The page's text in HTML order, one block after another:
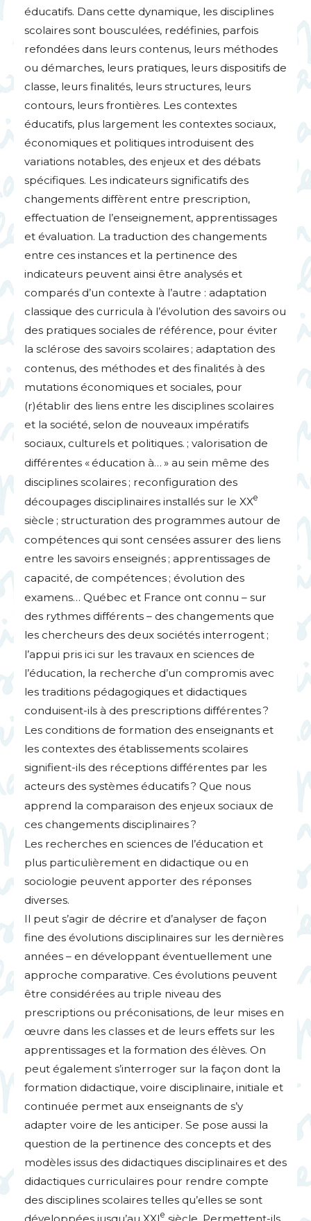
éducatifs. Dans cette dynamique, les disciplines
scolaires sont bousculées, redéfinies, parfois
refondées dans leurs contenus, leurs méthodes
ou démarches, leurs pratiques, leurs dispositifs de
classe, leurs finalités, leurs structures, leurs
contours, leurs frontières. Les contextes
éducatifs, plus largement les contextes sociaux,
économiques et politiques introduisent des
variations notables, des enjeux et des débats
spécifiques. Les indicateurs significatifs des
changements diffèrent entre prescription,
effectuation de l’enseignement, apprentissages
et évaluation. La traduction des changements
entre ces instances et la pertinence des
indicateurs peuvent ainsi être analysés et
comparés d’un contexte à l’autre : adaptation
classique des curricula à l’évolution des savoirs ou
des pratiques sociales de référence, pour éviter
la sclérose des savoirs scolaires ; adaptation des
contenus, des méthodes et des finalités à des
mutations économiques et sociales, pour
(r)établir des liens entre les disciplines scolaires
et la société, selon de nouveaux impératifs
sociaux, culturels et politiques. ; valorisation de
différentes « éducation à… » au sein même des
disciplines scolaires ; reconfiguration des
découpages disciplinaires installés sur le XXe
siècle ; structuration des programmes autour de
compétences qui sont censées assurer des liens
entre les savoirs enseignés ; apprentissages de
capacité, de compétences ; évolution des
examens… Québec et France ont connu – sur
des rythmes différents – des changements que
les chercheurs des deux sociétés interrogent ;
l’appui pris ici sur les travaux en sciences de
l’éducation, la recherche d’un compromis avec
les traditions pédagogiques et didactiques
conduisent-ils à des prescriptions différentes?
Les conditions de formation des enseignants et
les contextes des établissements scolaires
signifient-ils des réceptions différentes par les
acteurs des systèmes éducatifs? Que nous
apprend la comparaison des enjeux sociaux de
ces changements disciplinaires?
Les recherches en sciences de l’éducation et
plus particulièrement en didactique ou en
sociologie peuvent apporter des réponses
diverses.
Il peut s’agir de décrire et d’analyser de façon
fine des évolutions disciplinaires sur les dernières
années – en développant éventuellement une
approche comparative. Ces évolutions peuvent
être considérées au triple niveau des
prescriptions ou préconisations, de leur mises en
œuvre dans les classes et de leurs effets sur les
apprentissages et la formation des élèves. On
peut également s’interroger sur la façon dont la
formation didactique, voire disciplinaire, initiale et
continuée permet aux enseignants de s’y
adapter voire de les anticiper. Se pose aussi la
question de la pertinence des concepts et des
modèles issus des didactiques disciplinaires et des
didactiques curriculaires pour rendre compte
des disciplines scolaires telles qu’elles se sont
développées jusqu’au XXIe siècle. Permettent-ils